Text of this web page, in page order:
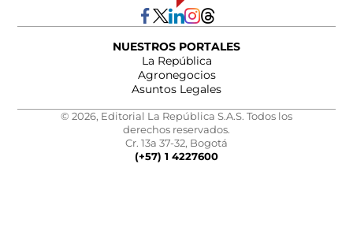
NUESTROS PORTALES
La República
Agronegocios
Asuntos Legales
© 2026, Editorial La República S.A.S. Todos los
derechos reservados.
Cr. 13a 37-32, Bogotá
(+57) 1 4227600